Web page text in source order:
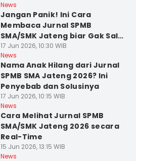
News
Jangan Panik! Ini Cara
Membaca Jurnal SPMB
SMA/SMK Jateng biar Gak Salah
Paham
17 Jun 2026, 10:30 WIB
News
Nama Anak Hilang dari Jurnal
SPMB SMA Jateng 2026? Ini
Penyebab dan Solusinya
17 Jun 2026, 10:15 WIB
News
Cara Melihat Jurnal SPMB
SMA/SMK Jateng 2026 secara
Real-Time
15 Jun 2026, 13:15 WIB
News